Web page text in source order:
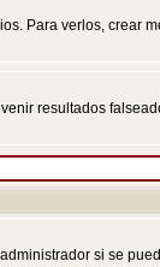
Para verlos, crear
resultados
si se